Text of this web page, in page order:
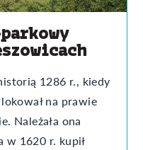
1286 r., kiedy
na prawie
Należała ona
w 1620 r. kupił